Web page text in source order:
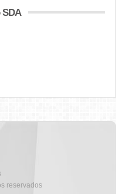
SDA
reservados